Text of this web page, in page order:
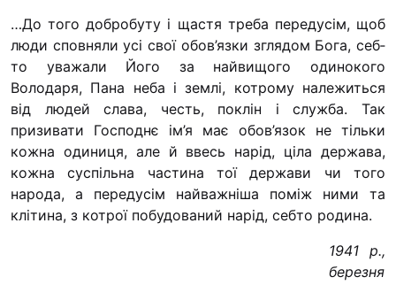
Освіта
Контакти
(096) 749 79
…До того добробуту і щастя треба передусім, щоб
люди сповняли усі свої обов’язки зглядом Бога, себ­
то уважали Його за найвищого одинокого
Володаря, Пана неба і землі, котрому належиться
від людей сла­ва, честь, поклін і служба. Так
призивати Господнє ім’я має обов’язок не тільки
кожна одиниця, але й ввесь на­рід, ціла держава,
кожна суспільна частина тої держави чи того
народа, а передусім найважніша поміж ними та
клітина, з котрої побудований нарід, себто родина.
1941 р.,
березня